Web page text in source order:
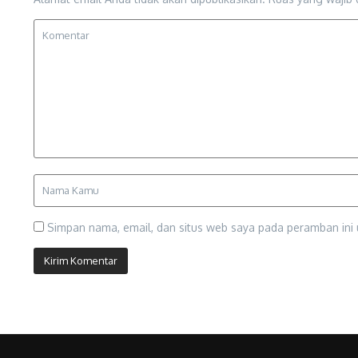
Simpan nama, email, dan situs web saya pada peramban